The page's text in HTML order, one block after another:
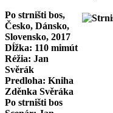
Po strništi bos,
Česko, Dánsko,
Slovensko, 2017
Dĺžka: 110 mimút
Réžia: Jan
Svěrák
Predloha: Kniha
Zděnka Svěráka
Po strništi bos